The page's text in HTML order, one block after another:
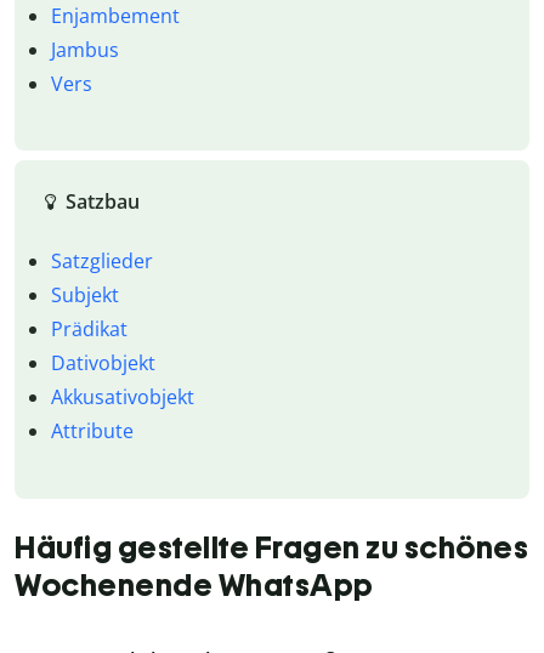
Enjambement
Jambus
Vers
Satzbau
Satzglieder
Subjekt
Prädikat
Dativobjekt
Akkusativobjekt
Attribute
Häufig gestellte Fragen zu schönes
Wochenende WhatsApp